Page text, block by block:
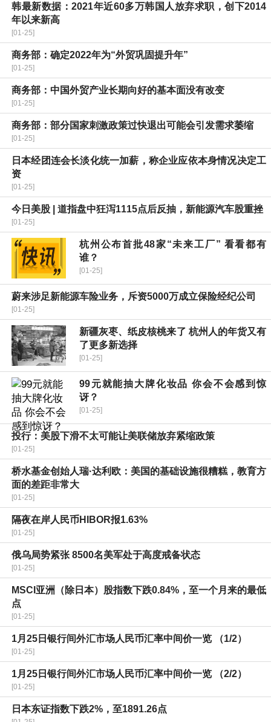
韩最新数据：2021年近60多万韩国人放弃求职，创下2014
年以来新高
[01-25]
商务部：确定2022年为“外贸巩固提升年”
[01-25]
商务部：中国外贸产业长期向好的基本面没有改变
[01-25]
商务部：部分国家刺激政策过快退出可能会引发需求萎缩
[01-25]
日本经团连会长淡化统一加薪，称企业应依本身情况决定工
资
[01-25]
今日美股 | 道指盘中狂泻1115点后反抽，新能源汽车股重挫
[01-25]
杭州公布首批48家“未来工厂” 看看都有
谁？
[01-25]
蔚来涉足新能源车险业务，斥资5000万成立保险经纪公司
[01-25]
新疆灰枣、纸皮核桃来了 杭州人的年货又有
了更多新选择
[01-25]
99元就能抽大牌化妆品 你会不会感到惊
讶？
[01-25]
投行：美股下滑不太可能让美联储放弃紧缩政策
[01-25]
桥水基金创始人瑞·达利欧：美国的基础设施很糟糕，教育方
面的差距非常大
[01-25]
隔夜在岸人民币HIBOR报1.63%
[01-25]
俄乌局势紧张 8500名美军处于高度戒备状态
[01-25]
MSCI亚洲（除日本）股指数下跌0.84%，至一个月来的最低
点
[01-25]
1月25日银行间外汇市场人民币汇率中间价一览 （1/2）
[01-25]
1月25日银行间外汇市场人民币汇率中间价一览 （2/2）
[01-25]
日本东证指数下跌2%，至1891.26点